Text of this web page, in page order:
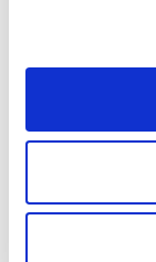
Iš Vilniaus į
Lietuvos